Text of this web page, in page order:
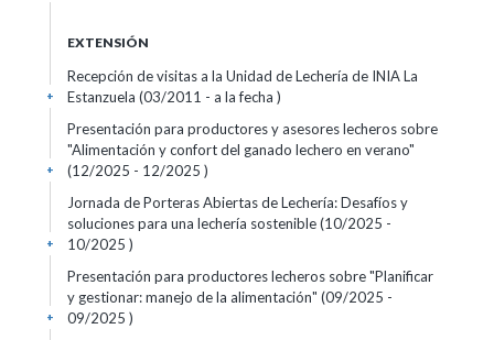
EXTENSIÓN
Recepción de visitas a la Unidad de Lechería de INIA La
Estanzuela (03/2011 - a la fecha )
+
Presentación para productores y asesores lecheros sobre
"Alimentación y confort del ganado lechero en verano"
(12/2025 - 12/2025 )
+
Jornada de Porteras Abiertas de Lechería: Desafíos y
soluciones para una lechería sostenible (10/2025 -
10/2025 )
+
Presentación para productores lecheros sobre "Planificar
y gestionar: manejo de la alimentación" (09/2025 -
09/2025 )
+